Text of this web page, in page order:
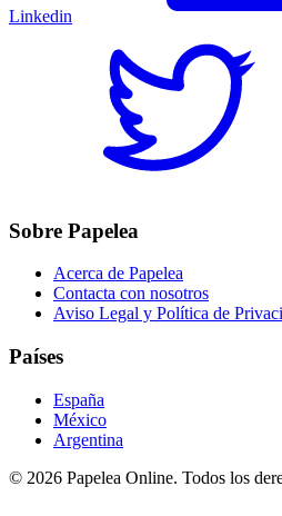
Linkedin
Sobre Papelea
Acerca de Papelea
Contacta con nosotros
Aviso Legal y Política de
Países
España
México
Argentina
© 2026 Papelea Online. Todos los